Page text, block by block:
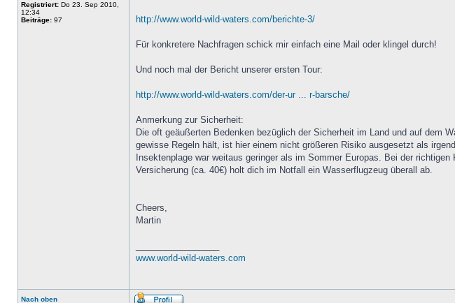
Registriert: Do 23. Sep 2010,
12:34
Beiträge: 97 http://www.world-wild-waters.com/berichte-3/
Für konkretere Nachfragen schick mir einfach eine Mail oder klingel durch!
Und noch mal der Bericht unserer ersten Tour:
http://www.world-wild-waters.com/der-ur ... r-barsche/
Anmerkung zur Sicherheit:
Die oft geäußerten Bedenken bezüglich der Sicherheit im Land und auf dem
gewisse Regeln hält, ist hier einem nicht größeren Risiko ausgesetzt als
Insektenplage war weitaus geringer als im Sommer Europas. Bei der
Versicherung (ca. 40€) holt dich im Notfall ein Wasserflugzeug überall ab.
Cheers,
Martin
www.world-wild-waters.com
Nach oben